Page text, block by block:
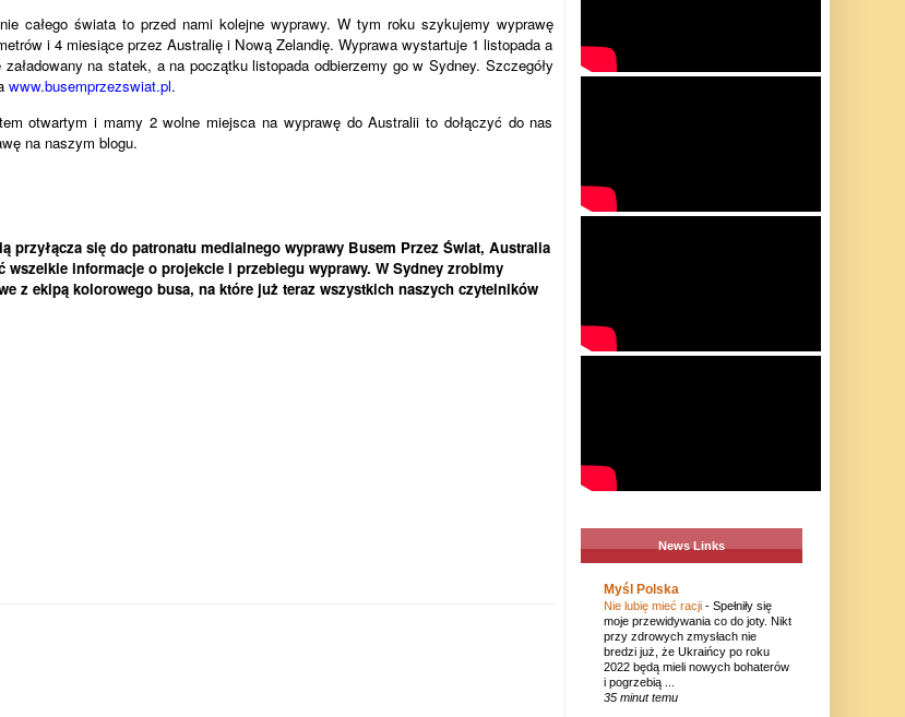
całego świata to przed nami kolejne wyprawy. W tym roku szykujemy wyprawę
i 4 miesiące przez Australię i Nową Zelandię. Wyprawa wystartuje 1 listopada a
na statek, a na początku listopada odbierzemy go w Sydney. Szczegóły
www.busemprzezswiat.pl.
otwartym i mamy 2 wolne miejsca na wyprawę do Australii to dołączyć do nas
na naszym blogu.
przyłącza się do patronatu medialnego wyprawy Busem Przez Świat, Australia
wszelkie informacje o projekcie i przebiegu wyprawy. W Sydney zrobimy
z ekipą kolorowego busa, na które już teraz wszystkich naszych czytelników
News Links
Myśl Polska
Nie lubię mieć racji - Spełniły się
moje przewidywania co do joty. Nikt
przy zdrowych zmysłach nie
bredzi już, że Ukraińcy po roku
2022 będą mieli nowych bohaterów
i pogrzebią ...
35 minut temu